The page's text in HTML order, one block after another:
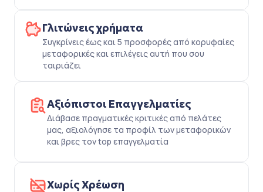
Γλιτώνεις χρήματα
Συγκρίνεις έως και 5 προσφορές από κορυφαίες
μεταφορικές και επιλέγεις αυτή που σου
ταιριάζει
Αξιόπιστοι Επαγγελματίες
Διάβασε πραγματικές κριτικές από πελάτες
μας, αξιολόγησε τα προφίλ των μεταφορικών
και βρες τον top επαγγελματία
Χωρίς Χρέωση